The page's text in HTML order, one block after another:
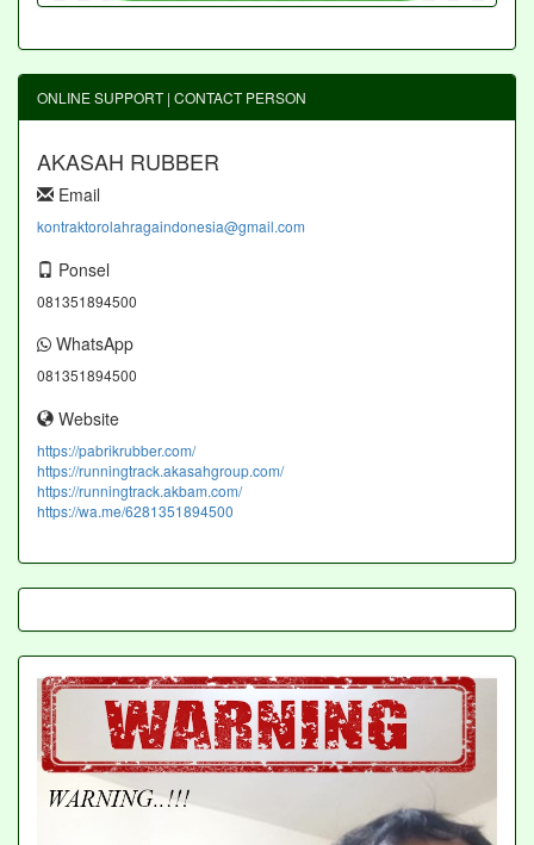
ONLINE SUPPORT | CONTACT PERSON
AKASAH RUBBER
Email
kontraktorolahragaindonesia@gmail.com
Ponsel
081351894500
WhatsApp
081351894500
Website
https://pabrikrubber.com/
https://runningtrack.akasahgroup.com/
https://runningtrack.akbam.com/
https://wa.me/6281351894500